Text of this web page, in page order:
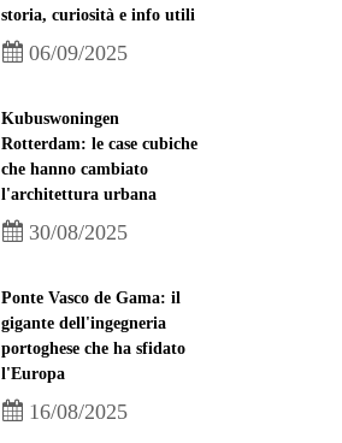
storia, curiosità e info utili
06/09/2025
Kubuswoningen
Rotterdam: le case cubiche
che hanno cambiato
l'architettura urbana
30/08/2025
Ponte Vasco de Gama: il
gigante dell'ingegneria
portoghese che ha sfidato
l'Europa
16/08/2025